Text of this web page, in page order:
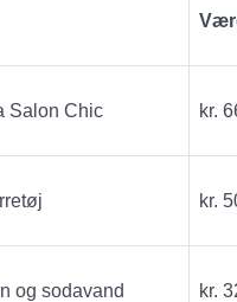
Salon Chic kr.
kr.
og sodavand kr.